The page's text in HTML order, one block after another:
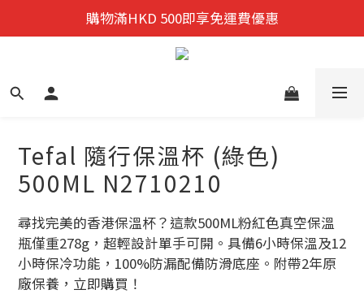
迎新禮遇:  新會員首次購物 尊享全單9折優惠!
購物滿HKD 500即享免運費優惠
迎新禮遇:  新會員首次購物 尊享全單9折優惠!
Tefal 隨行保溫杯 (綠色)
500ML N2710210
尋找完美的香港保溫杯？這款500ML粉紅色真空保溫
瓶僅重278g，超輕設計單手可開。具備6小時保溫及12
小時保冷功能，100%防漏配備防滑底座。附帶2年原
廠保養，立即購買！